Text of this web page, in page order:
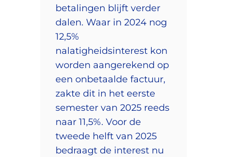
betalingen blijft verder
dalen. Waar in 2024 nog
12,5%
nalatigheidsinterest kon
worden aangerekend op
een onbetaalde factuur,
zakte dit in het eerste
semester van 2025 reeds
naar 11,5%. Voor de
tweede helft van 2025
bedraagt de interest nu